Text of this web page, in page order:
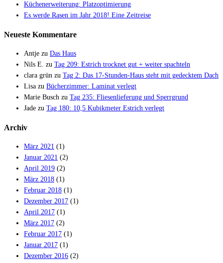
Küchenerweiterung: Platzoptimierung
Es werde Rasen im Jahr 2018! Eine Zeitreise
Neueste Kommentare
Antje zu Das Haus
Nils E. zu Tag 209: Estrich trocknet gut + weiter spachteln
clara grün zu Tag 2: Das 17-Stunden-Haus steht mit gedecktem Dach
Lisa zu Bücherzimmer: Laminat verlegt
Marie Busch zu Tag 235: Fliesenlieferung und Sperrgrund
Jade zu Tag 180: 10,5 Kubikmeter Estrich verlegt
Archiv
März 2021 (1)
Januar 2021 (2)
April 2019 (2)
März 2018 (1)
Februar 2018 (1)
Dezember 2017 (1)
April 2017 (1)
März 2017 (2)
Februar 2017 (1)
Januar 2017 (1)
Dezember 2016 (2)